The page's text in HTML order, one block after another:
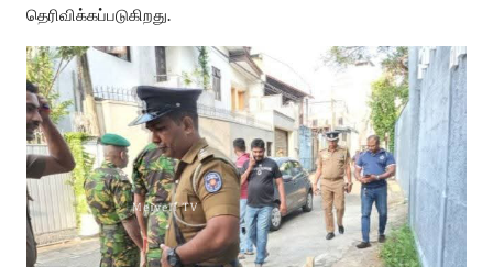
தெரிவிக்கப்படுகிறது.